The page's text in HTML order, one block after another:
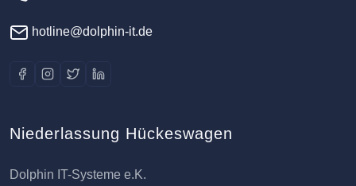
hotline@dolphin-it.de
Niederlassung Hückeswagen
Dolphin IT-Systeme e.K.